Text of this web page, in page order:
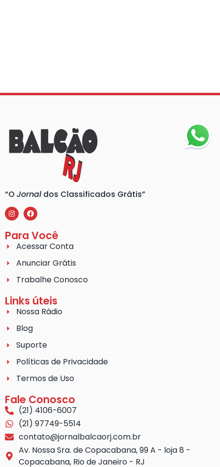
“O Jornaldos Classificados Grátis”
Para Você
Acessar Conta
Anunciar Grátis
Trabalhe Conosco
Links úteis
Nossa Rádio
Blog
Suporte
Políticas de Privacidade
Termos de Uso
Fale Conosco
(21) 4106-6007
(21) 97749-5514
contato@jornalbalcaorj.com.br
Av. Nossa Sra. de Copacabana, 99 A - loja 8 -
Copacabana, Rio de Janeiro - RJ